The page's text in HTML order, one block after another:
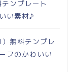
ンプレート
い素材♪
無料テンプレ
フのかわいい